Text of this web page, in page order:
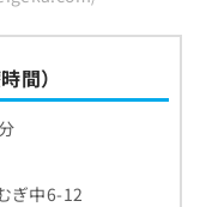
間）
ぎ中6-12